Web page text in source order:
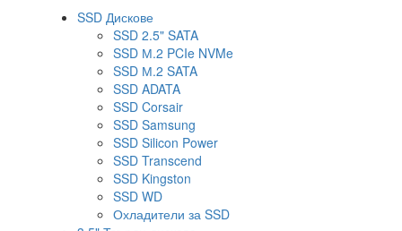
SSD Дискове
SSD 2.5" SATA
SSD М.2 PCIe NVMe
SSD М.2 SATA
SSD ADATA
SSD Corsair
SSD Samsung
SSD Silicon Power
SSD Transcend
SSD Kingston
SSD WD
Охладители за SSD